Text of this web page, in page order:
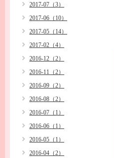
2017-07（3）
2017-06（10）
2017-05（14）
2017-02（4）
2016-12（2）
2016-11（2）
2016-09（2）
2016-08（2）
2016-07（1）
2016-06（1）
2016-05（1）
2016-04（2）